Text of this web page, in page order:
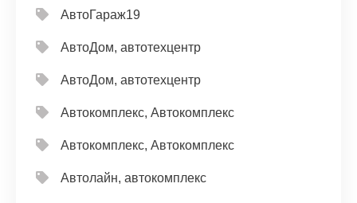
АвтоГараж19
АвтоДом, автотехцентр
АвтоДом, автотехцентр
Автокомплекс, Автокомплекс
Автокомплекс, Автокомплекс
Автолайн, автокомплекс